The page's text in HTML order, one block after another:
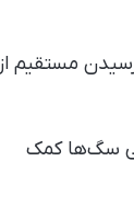
مستقیم از
سگ‌ها کمک